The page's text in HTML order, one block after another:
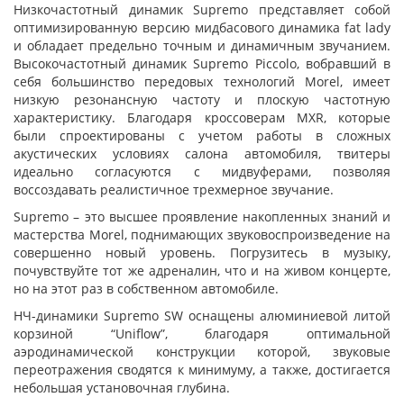
Низкочастотный динамик Supremo представляет собой
оптимизированную версию мидбасового динамика fat lady
и обладает предельно точным и динамичным звучанием.
Высокочастотный динамик Supremo Piccolo, вобравший в
себя большинство передовых технологий Morel, имеет
низкую резонансную частоту и плоскую частотную
характеристику. Благодаря кроссоверам MXR, которые
были спроектированы с учетом работы в сложных
акустических условиях салона автомобиля, твитеры
идеально согласуются с мидвуферами, позволяя
воссоздавать реалистичное трехмерное звучание.
Supremo – это высшее проявление накопленных знаний и
мастерства Morel, поднимающих звуковоспроизведение на
совершенно новый уровень. Погрузитесь в музыку,
почувствуйте тот же адреналин, что и на живом концерте,
но на этот раз в собственном автомобиле.
НЧ-динамики Supremo SW оснащены алюминиевой литой
корзиной “Uniflow”, благодаря оптимальной
аэродинамической конструкции которой, звуковые
переотражения сводятся к минимуму, а также, достигается
небольшая установочная глубина.